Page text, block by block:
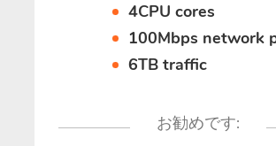
4CPU cores
100Mbps network
6TB traffic
お勧めです: